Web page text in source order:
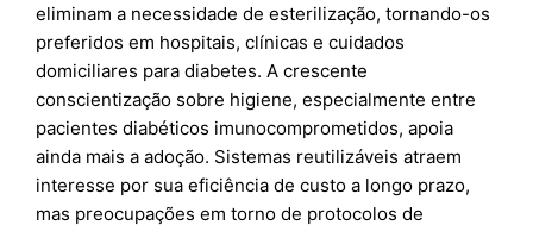
eliminam a necessidade de esterilização, tornando-os
preferidos em hospitais, clínicas e cuidados
domiciliares para diabetes. A crescente
conscientização sobre higiene, especialmente entre
pacientes diabéticos imunocomprometidos, apoia
ainda mais a adoção. Sistemas reutilizáveis atraem
interesse por sua eficiência de custo a longo prazo,
mas preocupações em torno de protocolos de